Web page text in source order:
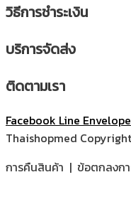
วิธีการชำระเงิน
บริการจัดส่ง
ติดตามเรา
Facebook Line Envelope
Thaishopmed
การคืนสินค้า | ข้อตกลงก